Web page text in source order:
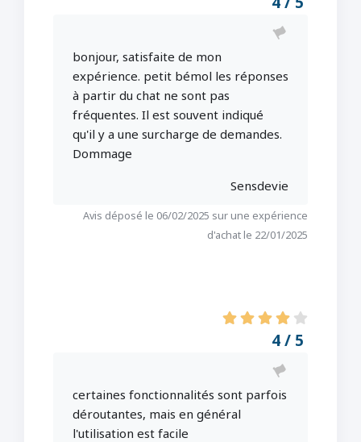
bonjour, satisfaite de mon
expérience. petit bémol les réponses
à partir du chat ne sont pas
fréquentes. Il est souvent indiqué
qu'il y a une surcharge de demandes.
Dommage
Sensdevie
Avis déposé le 06/02/2025 sur une expérience
d'achat le 22/01/2025
4 / 5
certaines fonctionnalités sont parfois
déroutantes, mais en général
l'utilisation est facile